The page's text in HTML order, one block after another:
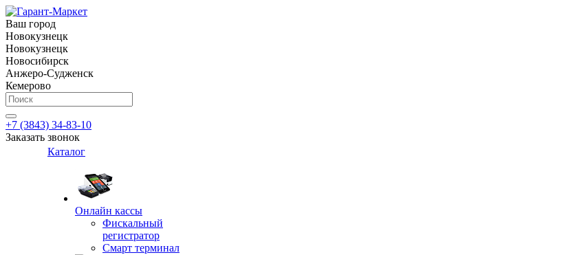
Ваш город
Новокузнецк
Новокузнецк
Новосибирск
Анжеро-Судженск
Кемерово
+7 (3843) 34-83-10
Заказать звонок
Каталог
Онлайн кассы
Фискальный
регистратор
Смарт терминал